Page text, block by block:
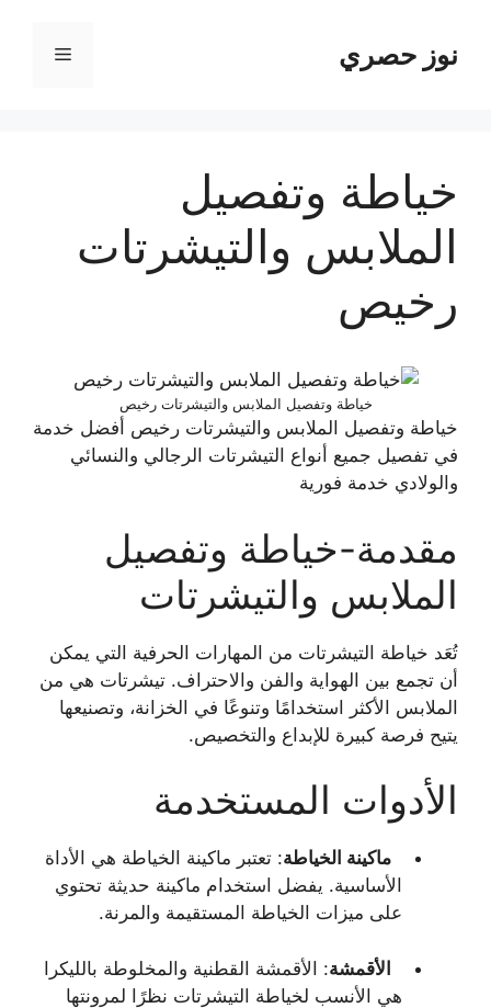
المحتوىنوز حصري القائمة
خياطة وتفصيل
الملابس والتيشرتات
رخيص
خياطة وتفصيل الملابس والتيشرتات رخيص
خياطة وتفصيل الملابس والتيشرتات رخيص أفضل خدمة
في تفصيل جميع أنواع التيشرتات الرجالي والنسائي
والولادي خدمة فورية
مقدمة-خياطة وتفصيل
الملابس والتيشرتات
تُعَد خياطة التيشرتات من المهارات الحرفية التي يمكن
أن تجمع بين الهواية والفن والاحتراف. تيشرتات هي من
الملابس الأكثر استخدامًا وتنوعًا في الخزانة، وتصنيعها
يتيح فرصة كبيرة للإبداع والتخصيص.
الأدوات المستخدمة
ماكينة الخياطة: تعتبر ماكينة الخياطة هي الأداة
الأساسية. يفضل استخدام ماكينة حديثة تحتوي
على ميزات الخياطة المستقيمة والمرنة.
الأقمشة: الأقمشة القطنية والمخلوطة بالليكرا
هي الأنسب لخياطة التيشرتات نظرًا لمرونتها